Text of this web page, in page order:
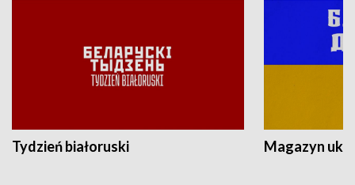
Tydzień białoruski Magazyn